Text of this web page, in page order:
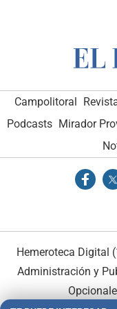
Campolitoral
Podcasts Mirador
Hemeroteca Digital
Administración y